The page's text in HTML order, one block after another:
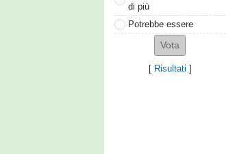
di più
Potrebbe essere
[ Risultati ]